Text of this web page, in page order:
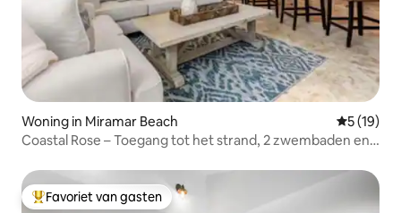
Woning in Miramar Beach
5 (19)
Coastal Rose – Toegang tot het strand, 2 zwembaden en
Topfavoriet van gasten
Favoriet van gasten